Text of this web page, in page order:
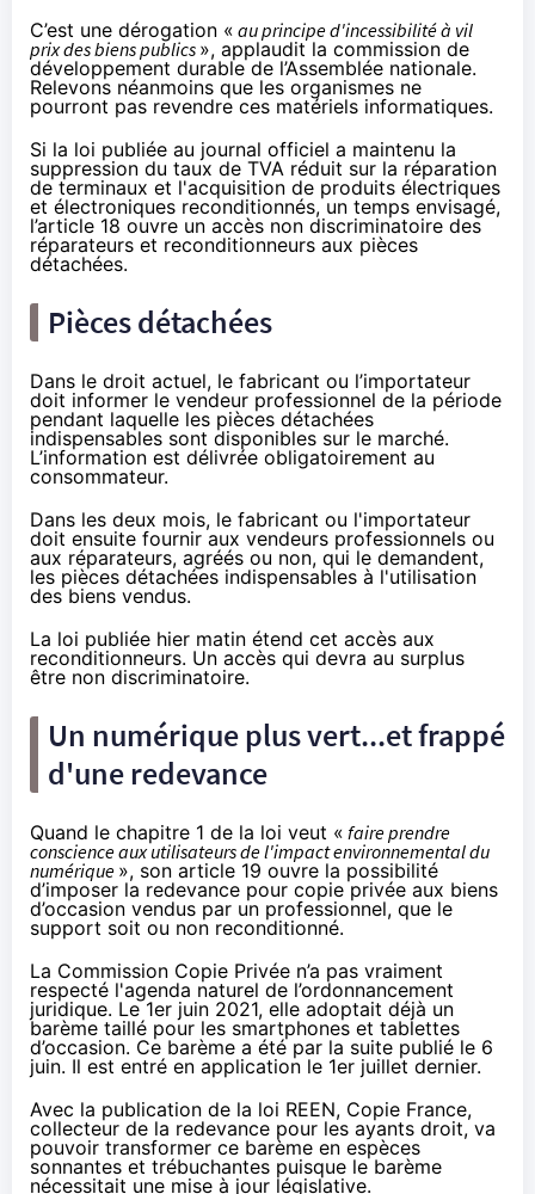
C’est une dérogation « au principe d'incessibilité à vil
prix des biens publics », applaudit la commission de
développement durable de l’Assemblée nationale.
Relevons néanmoins que les organismes ne
pourront pas revendre ces matériels informatiques.
Si la loi publiée au journal officiel a maintenu la
suppression du taux de TVA réduit sur la réparation
de terminaux et l'acquisition de produits électriques
et électroniques reconditionnés, un temps envisagé,
l’article 18 ouvre un accès non discriminatoire des
réparateurs et reconditionneurs aux pièces
détachées.
Pièces détachées
Dans le droit actuel, le fabricant ou l’importateur
doit informer le vendeur professionnel de la période
pendant laquelle les pièces détachées
indispensables sont disponibles sur le marché.
L’information est délivrée obligatoirement au
consommateur.
Dans les deux mois, le fabricant ou l'importateur
doit ensuite fournir aux vendeurs professionnels ou
aux réparateurs, agréés ou non, qui le demandent,
les pièces détachées indispensables à l'utilisation
des biens vendus.
La loi publiée hier matin étend cet accès aux
reconditionneurs. Un accès qui devra au surplus
être non discriminatoire.
Un numérique plus vert...et frappé
d'une redevance
Quand le chapitre 1 de la loi veut « faire prendre
conscience aux utilisateurs de l'impact environnemental du
numérique », son article 19 ouvre la possibilité
d’imposer la redevance pour copie privée aux biens
d’occasion vendus par un professionnel, que le
support soit ou non reconditionné.
La Commission Copie Privée n’a pas vraiment
respecté l'agenda naturel de l’ordonnancement
juridique. Le 1er juin 2021, elle adoptait déjà un
barème taillé pour les smartphones et tablettes
d’occasion. Ce barème a été par la suite publié le 6
juin. Il est entré en application le 1er juillet dernier.
Avec la publication de la loi REEN, Copie France,
collecteur de la redevance pour les ayants droit, va
pouvoir transformer ce barème en espèces
sonnantes et trébuchantes puisque le barème
nécessitait une mise à jour législative.